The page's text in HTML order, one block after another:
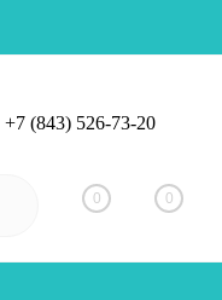
Вход
+7 (843) 526-73-20
0 0